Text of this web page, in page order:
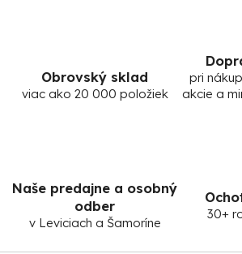
s
Obrovský sklad
viac ako 20 000 položiek
pri
akcie a
Naše predajne a osobný
odber
v Leviciach a Šamoríne
30+